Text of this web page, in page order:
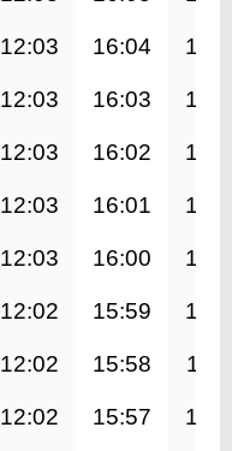
12:03 16:04
12:03 16:03
12:03 16:02
12:03 16:01
12:03 16:00
12:02 15:59
12:02 15:58
12:02 15:57